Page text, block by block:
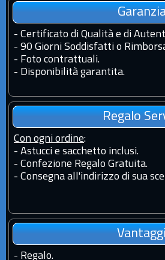
- Certificato di Qualità e di
- 90 Giorni Soddisfatti o
- Foto contrattuali.
- Disponibilità garantita.
Regalo
Con ogni ordine:
- Astucci e sacchetto inclusi.
- Confezione Regalo Gratuita.
- Consegna all'indirizzo di sua
- Regalo.